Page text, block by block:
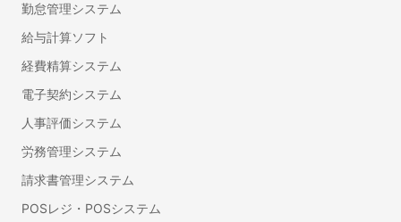
ロゴ作成
看板・のぼり作成
リフォーム
インテリアコーディネーター
勤怠管理システム
給与計算ソフト
経費精算システム
電子契約システム
人事評価システム
労務管理システム
請求書管理システム
POSレジ・POSシステム